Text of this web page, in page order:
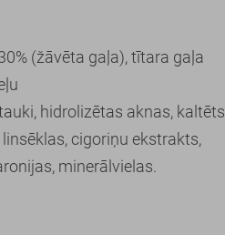
(žāvēta gaļa), tītara gaļa
hidrolizētas aknas, kaltēts
cigoriņu ekstrakts,
minerālvielas.